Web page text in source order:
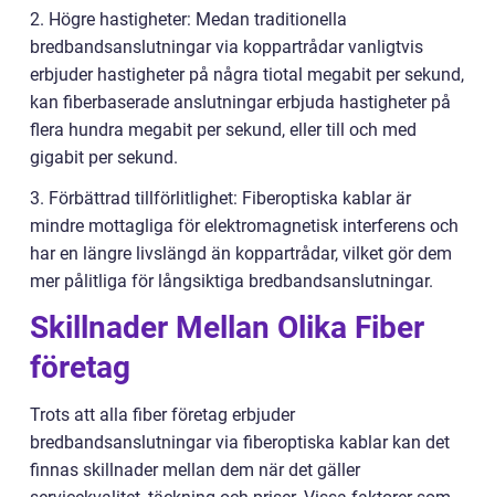
2. Högre hastigheter: Medan traditionella
bredbandsanslutningar via koppartrådar vanligtvis
erbjuder hastigheter på några tiotal megabit per sekund,
kan fiberbaserade anslutningar erbjuda hastigheter på
flera hundra megabit per sekund, eller till och med
gigabit per sekund.
3. Förbättrad tillförlitlighet: Fiberoptiska kablar är
mindre mottagliga för elektromagnetisk interferens och
har en längre livslängd än koppartrådar, vilket gör dem
mer pålitliga för långsiktiga bredbandsanslutningar.
Skillnader Mellan Olika Fiber
företag
Trots att alla fiber företag erbjuder
bredbandsanslutningar via fiberoptiska kablar kan det
finnas skillnader mellan dem när det gäller